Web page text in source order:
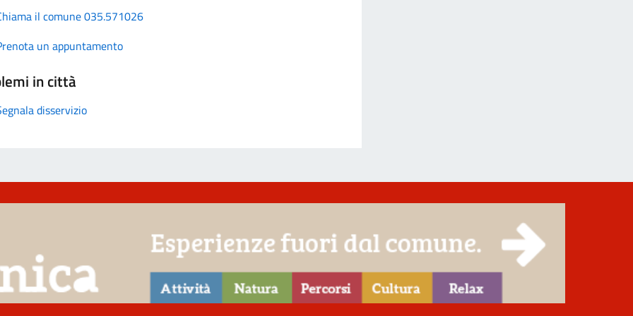
il comune 035.571026
un appuntamento
in città
disservizio